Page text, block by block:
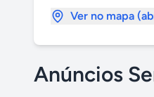
Ver no mapa
Anúncios